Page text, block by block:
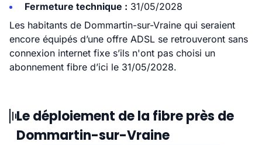
Fermeture technique : 31/05/2028
Les habitants de Dommartin-sur-Vraine qui seraient
encore équipés d’une offre ADSL se retrouveront sans
connexion internet fixe s’ils n'ont pas choisi un
abonnement fibre d’ici le 31/05/2028.
Le déploiement de la fibre près de
Dommartin-sur-Vraine